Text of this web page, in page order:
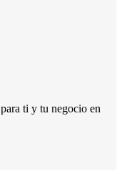
ti y tu negocio en